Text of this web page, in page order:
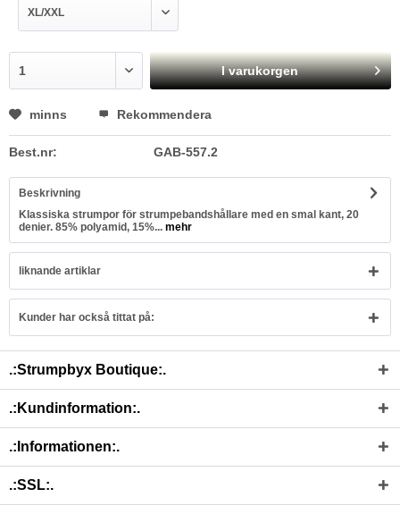
I varukorgen
minns Rekommendera
Best.nr: GAB-557.2
Beskrivning
Klassiska strumpor för strumpebandshållare med en smal kant, 20
denier. 85% polyamid, 15%... mehr
liknande artiklar
Kunder har också tittat på:
.:Strumpbyx Boutique:.
.:Kundinformation:.
.:Informationen:.
.:SSL:.